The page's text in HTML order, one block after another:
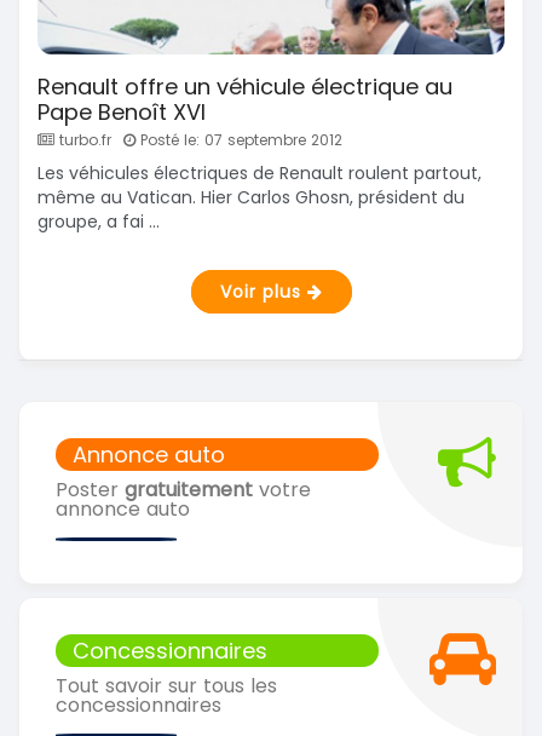
Annonce auto
Poster gratuitement votre
annonce auto
Concessionnaires
Tout savoir sur tous les
concessionnaires
Renault offre un véhicule électrique au
Pape Benoît XVI
turbo.fr Posté le: 07 septembre 2012
Les véhicules électriques de Renault roulent partout,
même au Vatican. Hier Carlos Ghosn, président du
groupe, a fai ...
Voir plus